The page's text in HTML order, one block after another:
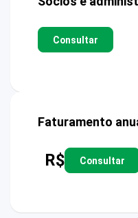
Consultar
Faturamento
R$ Consultar